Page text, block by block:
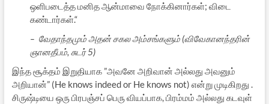
ஒளிபடைத்த மனித ஆன்மாவை நோக்கினார்கள்; விடை
கண்டார்கள்.“
– வேதாந்தமும் அதன் சகல அம்சங்களும் (விவேகானந்தரின்
ஞானதீபம், சுடர் 5)
இந்த சூக்தம் இறுதியாக ”அவனே அறிவான் அல்லது அவனும்
அறியான்” (He knows indeed or He knows not) என்று முடிகிறது .
சிருஷ்டியை ஒரு பிரபஞ்சப் பெரு வியப்பாக, பிரம்மம் அல்லது கடவுள்